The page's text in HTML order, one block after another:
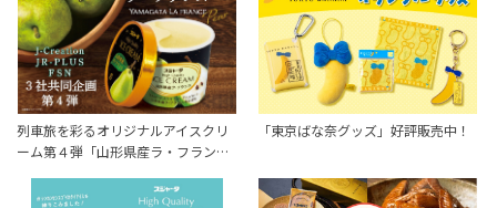
列車旅を彩るオリジナルアイスクリ
ーム第４弾「山形県産ラ・フラン…
「東京ばな奈グッズ」好評販売中！